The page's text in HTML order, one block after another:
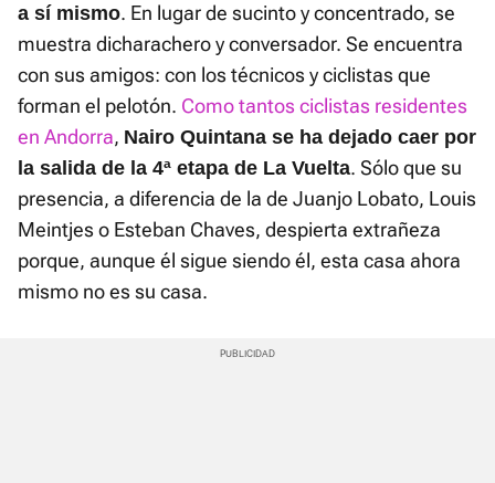
a sí mismo. En lugar de sucinto y concentrado, se
muestra dicharachero y conversador. Se encuentra
con sus amigos: con los técnicos y ciclistas que
forman el pelotón. Como tantos ciclistas residentes
en Andorra, Nairo Quintana se ha dejado caer por
la salida de la 4ª etapa de La Vuelta. Sólo que su
presencia, a diferencia de la de Juanjo Lobato, Louis
Meintjes o Esteban Chaves, despierta extrañeza
porque, aunque él sigue siendo él, esta casa ahora
mismo no es su casa.